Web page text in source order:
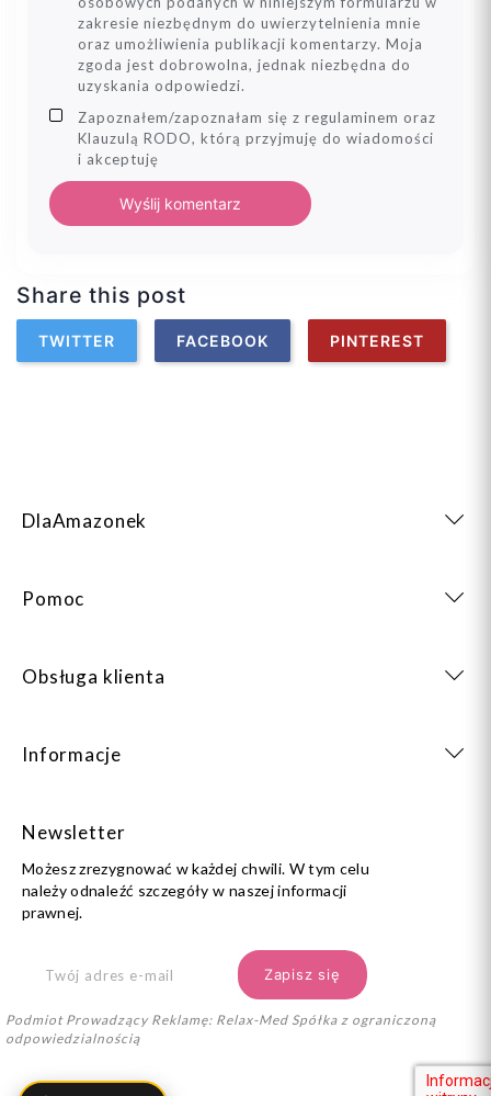
zakresie niezbędnym do uwierzytelnienia mnie
oraz umożliwienia publikacji komentarzy. Moja
zgoda jest dobrowolna, jednak niezbędna do
uzyskania odpowiedzi.
Zapoznałem/zapoznałam się z regulaminem oraz
Klauzulą RODO, którą przyjmuję do wiadomości
i akceptuję
Wyślij komentarz
Share this post
TWITTER FACEBOOK PINTEREST
DlaAmazonek
Pomoc
Obsługa klienta
Informacje
Newsletter
Możesz zrezygnować w każdej chwili. W tym celu
należy odnaleźć szczegóły w naszej informacji
prawnej.
Podmiot Prowadzący Reklamę: Relax-Med Spółka z ograniczoną
odpowiedzialnością